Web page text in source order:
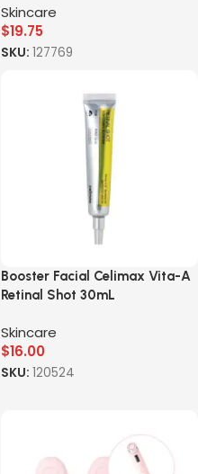
Skincare
$19.75
SKU: 127769
Booster Facial Celimax Vita-A
Retinal Shot 30mL
Skincare
$16.00
SKU: 120524